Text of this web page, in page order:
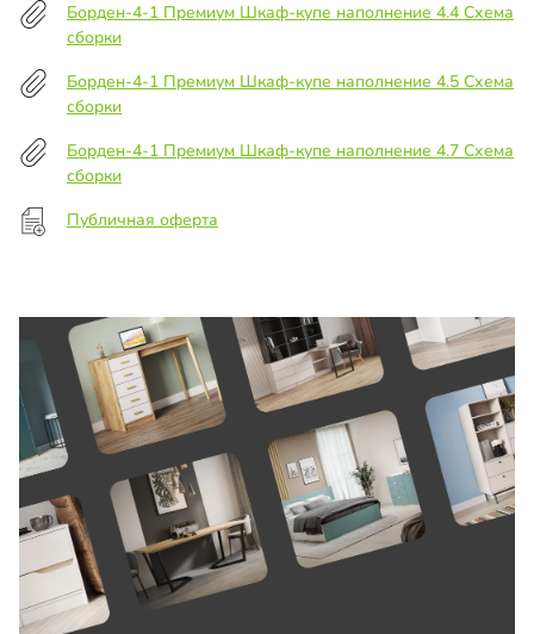
Борден-4-1 Премиум Шкаф-купе наполнение 4.4 Схема
сборки
Борден-4-1 Премиум Шкаф-купе наполнение 4.5 Схема
сборки
Борден-4-1 Премиум Шкаф-купе наполнение 4.7 Схема
сборки
Публичная оферта